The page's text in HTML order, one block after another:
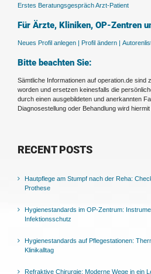
Erstes Beratungsgespräch Arzt-Patient
Für Ärzte, Kliniken, OP-Zentren
Neues Profil anlegen | Profil ändern |
Bitte beachten Sie:
Sämtliche Informationen auf operation.de sind
worden und ersetzen keinesfalls die
durch einen ausgebildeten und anerkannten
Diagnosestellung oder Behandlung wird
RECENT POSTS
Hautpflege am Stumpf nach der Reha:
Prothese
Hygienestandards im OP-Zentrum:
Infektionsschutz
Hygienestandards auf Pflegestationen:
Klinikalltag
Refraktive Chirurgie: Moderne Wege in ein